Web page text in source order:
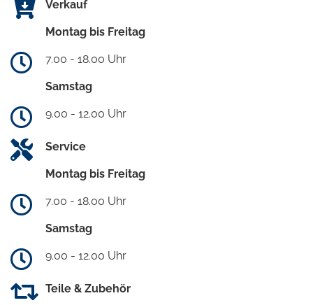
Verkauf
Montag bis Freitag
7.00 - 18.00 Uhr
Samstag
9.00 - 12.00 Uhr
Service
Montag bis Freitag
7.00 - 18.00 Uhr
Samstag
9.00 - 12.00 Uhr
Teile & Zubehör